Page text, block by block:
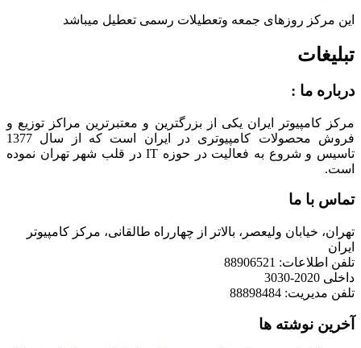
این مرکز روزهای جمعه وتعطیلات رسمی تعطیل میباشد
تبلیغات
درباره ما :
مرکز کامپیوتر ایران یکی از بزرگترین و معتبرترین مراکز توزیع و
فروش محصولات کامپیوتری در ایران است که از سال 1377
تاسیس و شروع به فعالیت در حوزه IT در قلب شهر تهران نموده
است.
تماس با ما
تهران، خیابان ولیعصر، بالاتر از چهارراه طالقانی، مرکز کامپیوتر
ایران
تلفن اطلاعات: 88906521
داخلی 2020-3030
تلفن مدیریت: 88898484
آخرین نوشته ها